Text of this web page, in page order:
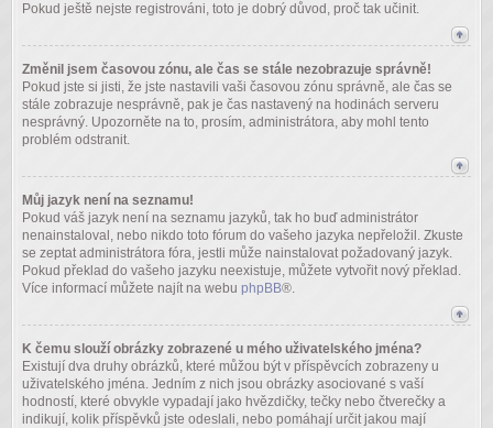
Pokud ještě nejste registrováni, toto je dobrý důvod, proč tak učinit.
Změnil jsem časovou zónu, ale čas se stále nezobrazuje správně!
Pokud jste si jisti, že jste nastavili vaši časovou zónu správně, ale čas se
stále zobrazuje nesprávně, pak je čas nastavený na hodinách serveru
nesprávný. Upozorněte na to, prosím, administrátora, aby mohl tento
problém odstranit.
Můj jazyk není na seznamu!
Pokud váš jazyk není na seznamu jazyků, tak ho buď administrátor
nenainstaloval, nebo nikdo toto fórum do vašeho jazyka nepřeložil. Zkuste
se zeptat administrátora fóra, jestli může nainstalovat požadovaný jazyk.
Pokud překlad do vašeho jazyku neexistuje, můžete vytvořit nový překlad.
Více informací můžete najít na webu phpBB®.
K čemu slouží obrázky zobrazené u mého uživatelského jména?
Existují dva druhy obrázků, které můžou být v příspěvcích zobrazeny u
uživatelského jména. Jedním z nich jsou obrázky asociované s vaší
hodností, které obvykle vypadají jako hvězdičky, tečky nebo čtverečky a
indikují, kolik příspěvků jste odeslali, nebo pomáhají určit jakou mají